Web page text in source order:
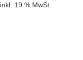
inkl. 19 % MwSt.